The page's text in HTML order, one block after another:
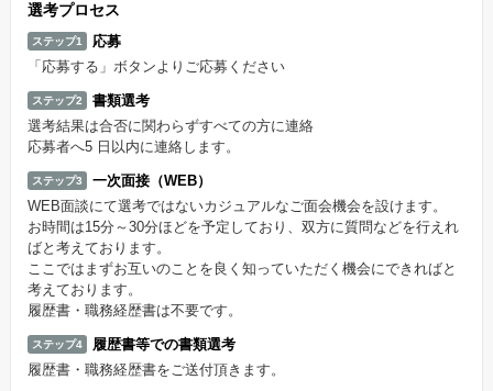
選考プロセス
ステップ1
応募
「応募する」ボタンよりご応募ください
ステップ2
書類選考
選考結果は合否に関わらずすべての方に連絡
応募者へ5 日以内に連絡します。
ステップ3
一次面接（WEB）
WEB面談にて選考ではないカジュアルなご面会機会を設けます。
お時間は15分～30分ほどを予定しており、双方に質問などを行えれ
ばと考えております。
ここではまずお互いのことを良く知っていただく機会にできればと
考えております。
履歴書・職務経歴書は不要です。
ステップ4
履歴書等での書類選考
履歴書・職務経歴書をご送付頂きます。